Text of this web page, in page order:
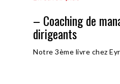
– Coaching de
dirigeants
Notre 3ème livre chez